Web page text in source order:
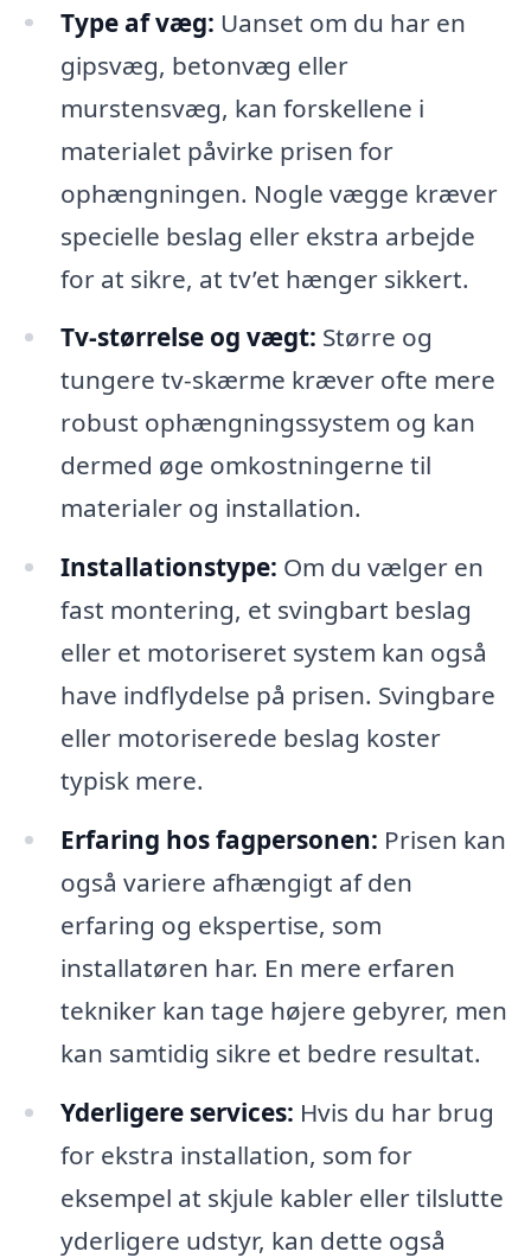
Type af væg: Uanset om du har en
gipsvæg, betonvæg eller
murstensvæg, kan forskellene i
materialet påvirke prisen for
ophængningen. Nogle vægge kræver
specielle beslag eller ekstra arbejde
for at sikre, at tv’et hænger sikkert.
Tv-størrelse og vægt: Større og
tungere tv-skærme kræver ofte mere
robust ophængningssystem og kan
dermed øge omkostningerne til
materialer og installation.
Installationstype: Om du vælger en
fast montering, et svingbart beslag
eller et motoriseret system kan også
have indflydelse på prisen. Svingbare
eller motoriserede beslag koster
typisk mere.
Erfaring hos fagpersonen: Prisen kan
også variere afhængigt af den
erfaring og ekspertise, som
installatøren har. En mere erfaren
tekniker kan tage højere gebyrer, men
kan samtidig sikre et bedre resultat.
Yderligere services: Hvis du har brug
for ekstra installation, som for
eksempel at skjule kabler eller tilslutte
yderligere udstyr, kan dette også